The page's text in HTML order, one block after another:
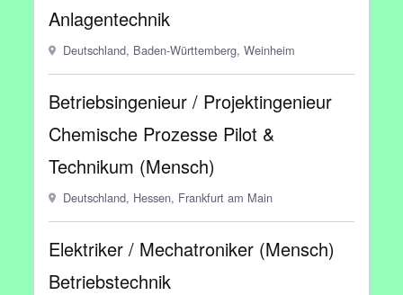
Anlagentechnik
Deutschland, Baden-Württemberg, Weinheim
Betriebsingenieur / Projektingenieur
Chemische Prozesse Pilot &
Technikum (Mensch)
Deutschland, Hessen, Frankfurt am Main
Elektriker / Mechatroniker (Mensch)
Betriebstechnik